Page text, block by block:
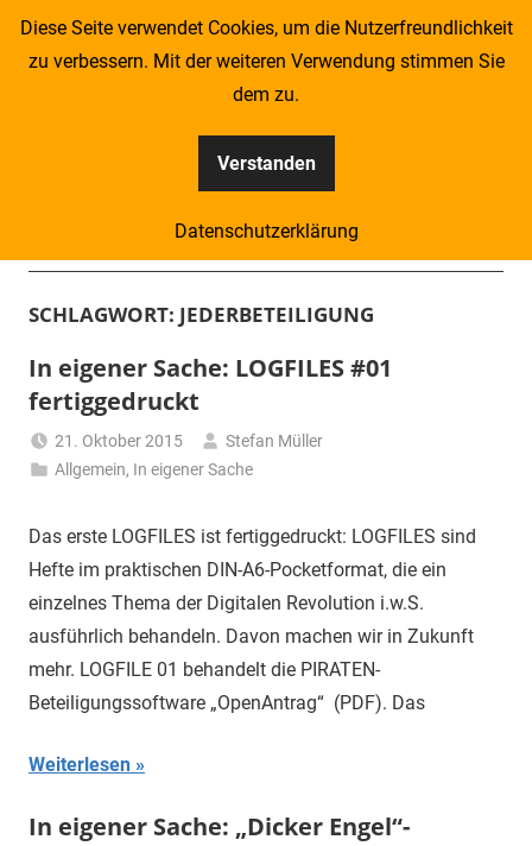
Zum
Kompass
–
Zeitung
für
Piraten
SCHLAGWORT: JEDERBETEILIGUNG
In eigener Sache: LOGFILES #01
fertiggedruckt
21. Oktober 2015
Stefan Müller
Allgemein, In eigener Sache
Das erste LOGFILES ist fertiggedruckt: LOGFILES sind
Hefte im praktischen DIN-A6-Pocketformat, die ein
einzelnes Thema der Digitalen Revolution i.w.S.
ausführlich behandeln. Davon machen wir in Zukunft
mehr. LOGFILE 01 behandelt die PIRATEN-
Beteiligungssoftware „OpenAntrag“ (PDF). Das
Weiterlesen
In eigener Sache: „Dicker Engel“-
Diese Seite verwendet Cookies, um die Nutzerfreundlichkeit
zu verbessern. Mit der weiteren Verwendung stimmen Sie
dem zu.
Verstanden
Datenschutzerklärung